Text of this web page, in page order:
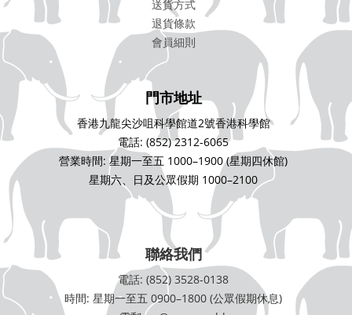
送貨方式
退貨條款
會員細則
門市地址
香港九龍尖沙咀科學館道2號香港科學館
電話: (852) 2312-6065
營業時間: 星期一至五 1000–1900 (星期四休館)
星期六、日及公眾假期 1000–2100
聯絡我們
電話: (852) 3528-0138
時間: 星期一至五 0900–1800 (公眾假期休息)